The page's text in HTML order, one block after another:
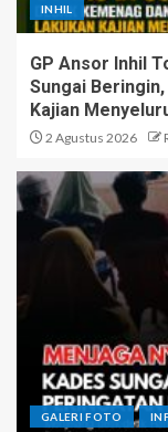
INHIL
GP Ansor Inhil
Sungai
Kajian
2 Agustus 2026
GALERI FOTO